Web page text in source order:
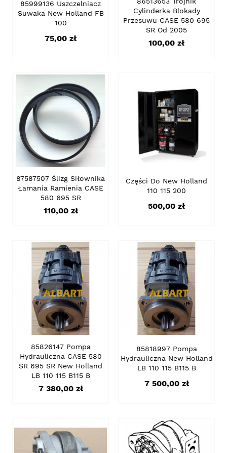
85999136 Uszczelniacz
Suwaka New Holland FB
100
Cena
75,00 zł
Cylinderka Blokady
Przesuwu CASE 580 695
SR Od 2005
Cena
100,00 zł
87587507 Ślizg Siłownika
Łamania Ramienia CASE
580 695 SR
Cena
110,00 zł
Części Do New Holland
110 115 200
Cena
500,00 zł
85826147 Pompa
Hydrauliczna CASE 580
SR 695 SR New Holland
LB 110 115 B115 B
Cena
7 380,00 zł
85818997 Pompa
Hydrauliczna New Holland
LB 110 115 B115 B
Cena
7 500,00 zł